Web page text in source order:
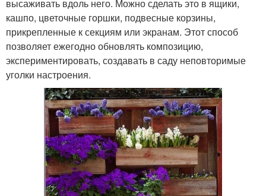
высаживать вдоль него. Можно сделать это в ящики,
кашпо, цветочные горшки, подвесные корзины,
прикрепленные к секциям или экранам. Этот способ
позволяет ежегодно обновлять композицию,
экспериментировать, создавать в саду неповторимые
уголки настроения.